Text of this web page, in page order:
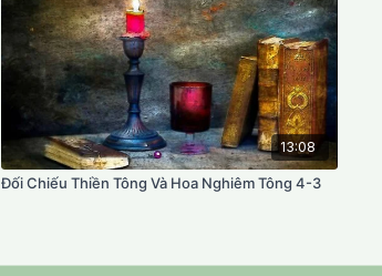
13:08
Đối Chiếu Thiền Tông Và Hoa Nghiêm Tông 4-3